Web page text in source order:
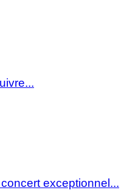
exceptionnel...